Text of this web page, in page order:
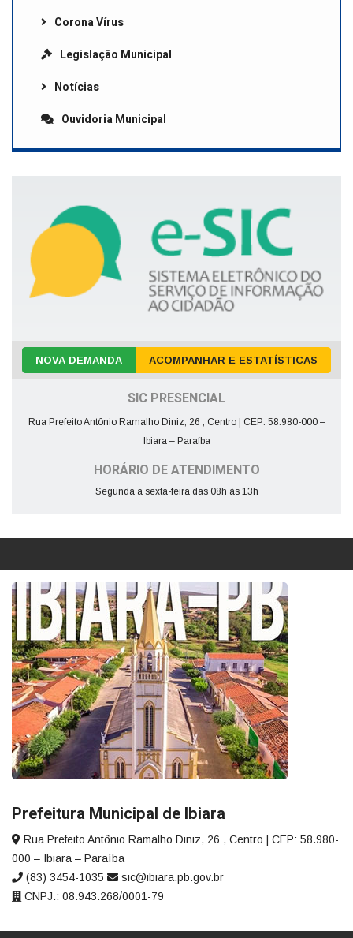
Corona Vírus
Legislação Municipal
Notícias
Ouvidoria Municipal
NOVA DEMANDA ACOMPANHAR E ESTATÍSTICAS
SIC PRESENCIAL
Rua Prefeito Antônio Ramalho Diniz, 26 , Centro | CEP: 58.980-000 –
Ibiara – Paraíba
HORÁRIO DE ATENDIMENTO
Segunda a sexta-feira das 08h às 13h
Prefeitura Municipal de Ibiara
Rua Prefeito Antônio Ramalho Diniz, 26 , Centro | CEP: 58.980-
000 – Ibiara – Paraíba
(83) 3454-1035
sic@ibiara.pb.gov.br
CNPJ.: 08.943.268/0001-79